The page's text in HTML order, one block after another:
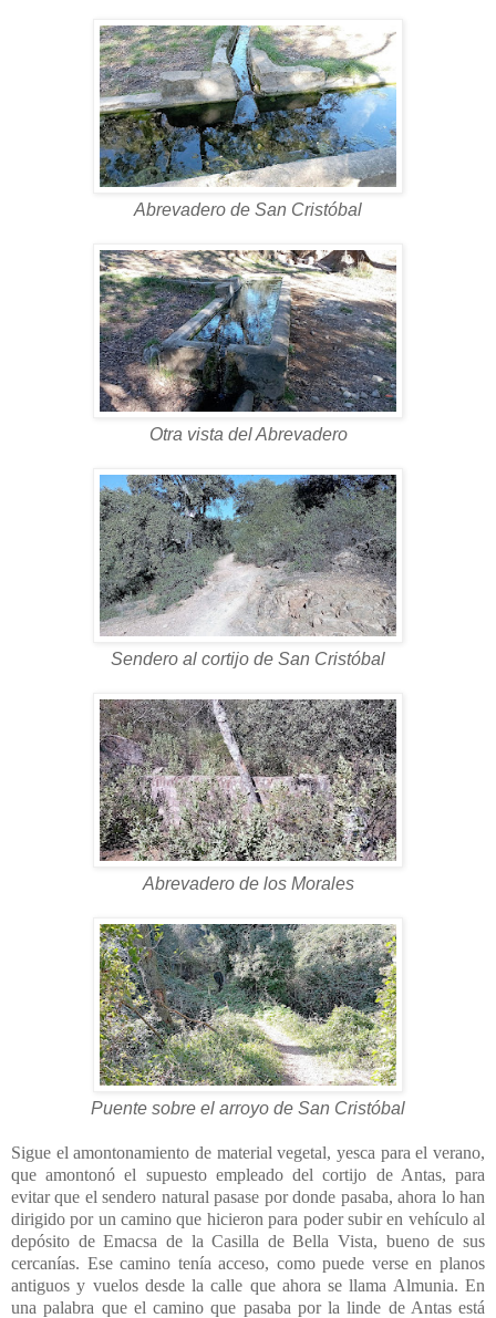
Abrevadero de San Cristóbal
Otra vista del Abrevadero
Sendero al cortijo de San Cristóbal
Abrevadero de los Morales
Puente sobre el arroyo de San Cristóbal
Sigue el amontonamiento de material vegetal, yesca para el verano,
que amontonó el supuesto empleado del cortijo de Antas, para
evitar que el sendero natural pasase por donde pasaba, ahora lo han
dirigido por un camino que hicieron para poder subir en vehículo al
depósito de Emacsa de la Casilla de Bella Vista, bueno de sus
cercanías. Ese camino tenía acceso, como puede verse en planos
antiguos y vuelos desde la calle que ahora se llama Almunia. En
una palabra que el camino que pasaba por la linde de Antas está